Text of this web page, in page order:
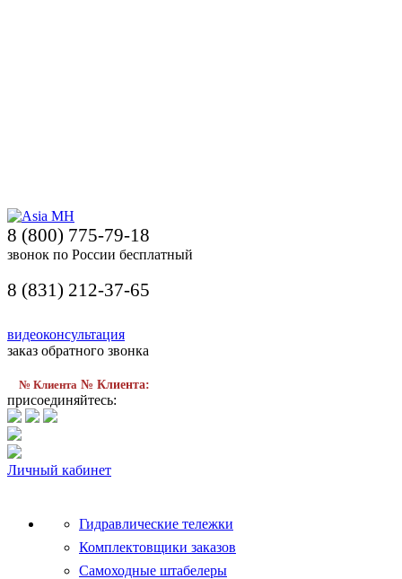
8 (800) 775-79-18
звонок по России бесплатный
8 (831) 212-37-65
видеоконсультация
заказ обратного звонка
№ Клиента № Клиента:
присоединяйтесь:
Личный кабинет
Гидравлические тележки
Комплектовщики заказов
Самоходные штабелеры